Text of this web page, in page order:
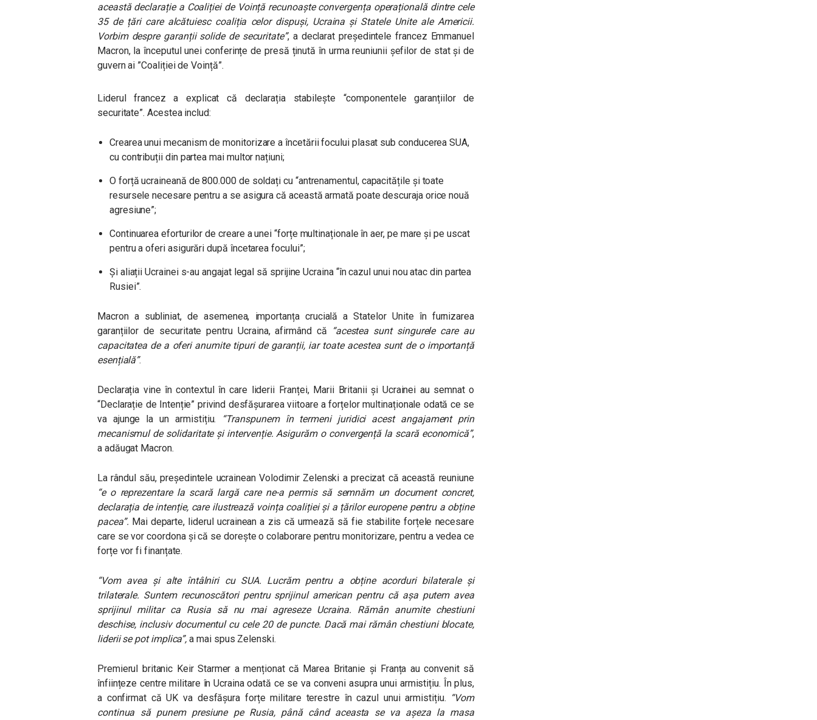
această declarație a Coaliției de Voință recunoaște convergența operațională dintre cele
35 de țări care alcătuiesc coaliția celor dispuși, Ucraina și Statele Unite ale Americii.
Vorbim despre garanții solide de securitate”, a declarat președintele francez Emmanuel
Macron, la începutul unei conferințe de presă ținută în urma reuniunii șefilor de stat și de
guvern ai ”Coaliției de Voință”.
Liderul francez a explicat că declarația stabilește “componentele garanțiilor de
securitate”. Acestea includ:
Crearea unui mecanism de monitorizare a încetării focului plasat sub conducerea SUA,
cu contribuții din partea mai multor națiuni;
O forță ucraineană de 800.000 de soldați cu “antrenamentul, capacitățile și toate
resursele necesare pentru a se asigura că această armată poate descuraja orice nouă
agresiune”;
Continuarea eforturilor de creare a unei “forțe multinaționale în aer, pe mare și pe uscat
pentru a oferi asigurări după încetarea focului”;
Și aliații Ucrainei s-au angajat legal să sprijine Ucraina “în cazul unui nou atac din partea
Rusiei”.
Macron a subliniat, de asemenea, importanța crucială a Statelor Unite în furnizarea
garanțiilor de securitate pentru Ucraina, afirmând că
“acestea sunt singurele care au
capacitatea de a oferi anumite tipuri de garanții, iar toate acestea sunt de o importanță
esențială”.
Declarația vine în contextul în care liderii Franței, Marii Britanii și Ucrainei au semnat o
“Declarație de Intenție” privind desfășurarea viitoare a forțelor multinaționale odată ce se
va ajunge la un armistițiu.
“Transpunem în termeni juridici acest angajament prin
mecanismul de solidaritate și intervenție. Asigurăm o convergență la scară economică”,
a adăugat Macron.
La rândul său, președintele ucrainean Volodimir Zelenski a precizat că această reuniune
“e o reprezentare la scară largă care ne-a permis să semnăm un document concret,
declarația de intenție, care ilustrează voința coaliției și a țărilor europene pentru a obține
pacea”. Mai departe, liderul ucrainean a zis că urmează să fie stabilite forțele necesare
care se vor coordona și că se dorește o colaborare pentru monitorizare, pentru a vedea ce
forțe vor fi finanțate.
“Vom avea și alte întâlniri cu SUA. Lucrăm pentru a obține acorduri bilaterale și
trilaterale. Suntem recunoscători pentru sprijinul american pentru că așa putem avea
sprijinul militar ca Rusia să nu mai agreseze Ucraina. Rămân anumite chestiuni
deschise, inclusiv documentul cu cele 20 de puncte. Dacă mai rămân chestiuni blocate,
liderii se pot implica”, a mai spus Zelenski.
Premierul britanic Keir Starmer a menționat că Marea Britanie și Franța au convenit să
înființeze centre militare în Ucraina odată ce se va conveni asupra unui armistițiu. În plus,
a confirmat că UK va desfășura forțe militare terestre în cazul unui armistițiu. “Vom
continua să punem presiune pe Rusia, până când aceasta se va așeza la masa